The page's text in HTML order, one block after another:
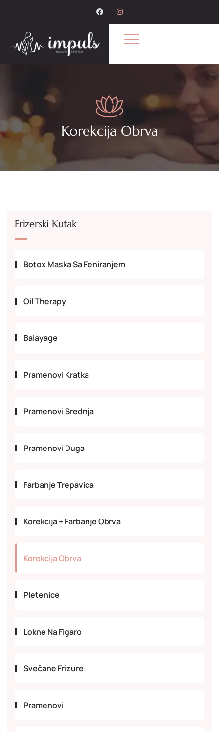
Korekcija Obrva
Frizerski Kutak
Botox Maska Sa Feniranjem
Oil Therapy
Balayage
Pramenovi Kratka
Pramenovi Srednja
Pramenovi Duga
Farbanje Trepavica
Korekcija + Farbanje Obrva
Korekcija Obrva
Pletenice
Lokne Na Figaro
Svečane Frizure
Pramenovi